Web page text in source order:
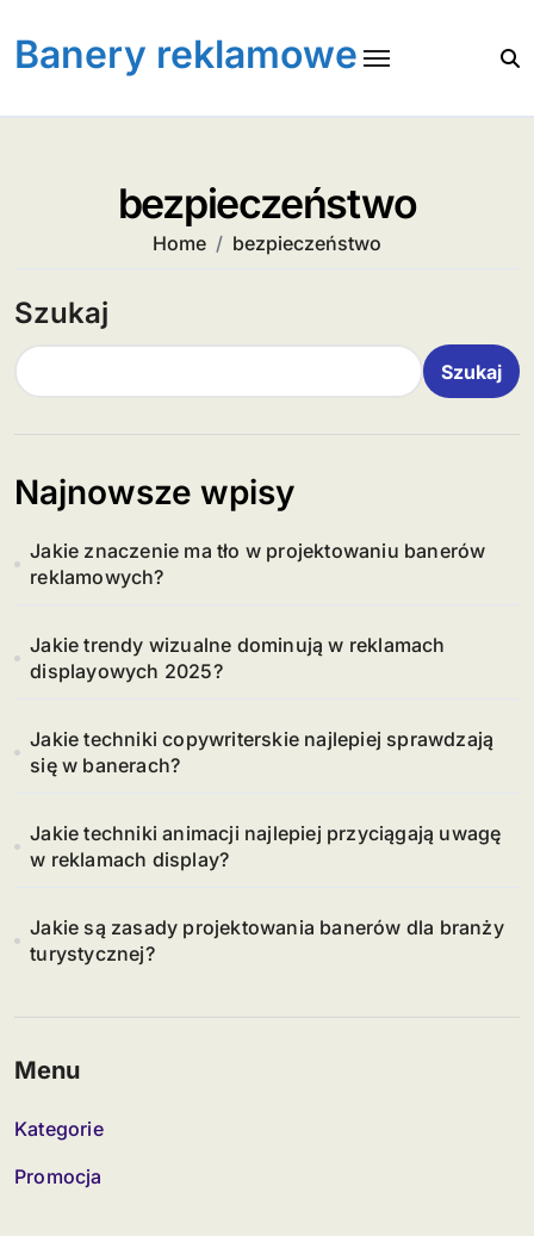
content
Banery reklamowe
bezpieczeństwo
Home bezpieczeństwo
Szukaj
Szukaj
Najnowsze wpisy
Jakie znaczenie ma tło w projektowaniu banerów
reklamowych?
Jakie trendy wizualne dominują w reklamach
displayowych 2025?
Jakie techniki copywriterskie najlepiej sprawdzają
się w banerach?
Jakie techniki animacji najlepiej przyciągają uwagę
w reklamach display?
Jakie są zasady projektowania banerów dla branży
turystycznej?
Menu
Kategorie
Promocja